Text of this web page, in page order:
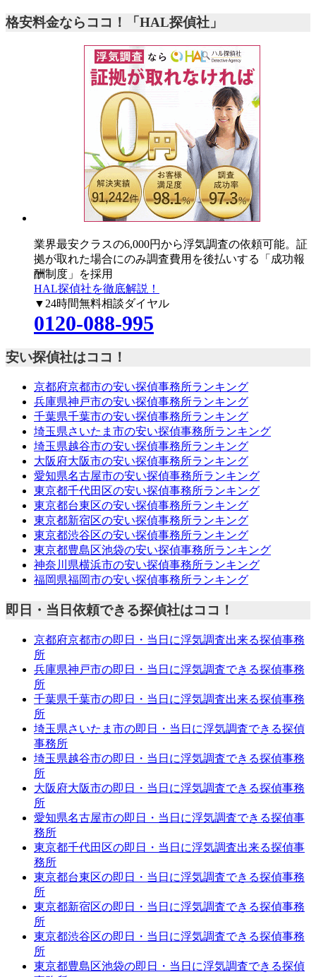
格安料金ならココ！「HAL探偵社」
業界最安クラスの6,000円から浮気調査の依頼可能。証
拠が取れた場合にのみ調査費用を後払いする「成功報
酬制度」を採用
HAL探偵社を徹底解説！
▼24時間無料相談ダイヤル
0120-088-995
安い探偵社はココ！
京都府京都市の安い探偵事務所ランキング
兵庫県神戸市の安い探偵事務所ランキング
千葉県千葉市の安い探偵事務所ランキング
埼玉県さいたま市の安い探偵事務所ランキング
埼玉県越谷市の安い探偵事務所ランキング
大阪府大阪市の安い探偵事務所ランキング
愛知県名古屋市の安い探偵事務所ランキング
東京都千代田区の安い探偵事務所ランキング
東京都台東区の安い探偵事務所ランキング
東京都新宿区の安い探偵事務所ランキング
東京都渋谷区の安い探偵事務所ランキング
東京都豊島区池袋の安い探偵事務所ランキング
神奈川県横浜市の安い探偵事務所ランキング
福岡県福岡市の安い探偵事務所ランキング
即日・当日依頼できる探偵社はココ！
京都府京都市の即日・当日に浮気調査出来る探偵事務
所
兵庫県神戸市の即日・当日に浮気調査できる探偵事務
所
千葉県千葉市の即日・当日に浮気調査出来る探偵事務
所
埼玉県さいたま市の即日・当日に浮気調査できる探偵
事務所
埼玉県越谷市の即日・当日に浮気調査できる探偵事務
所
大阪府大阪市の即日・当日に浮気調査できる探偵事務
所
愛知県名古屋市の即日・当日に浮気調査できる探偵事
務所
東京都千代田区の即日・当日に浮気調査出来る探偵事
務所
東京都台東区の即日・当日に浮気調査できる探偵事務
所
東京都新宿区の即日・当日に浮気調査できる探偵事務
所
東京都渋谷区の即日・当日に浮気調査できる探偵事務
所
東京都豊島区池袋の即日・当日に浮気調査できる探偵